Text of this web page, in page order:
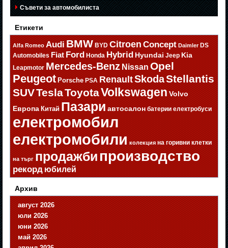
Съвети за автомобилиста
Етикети
Alfa Romeo Audi BMW BYD Citroen Concept Daimler DS
Automobiles Fiat Ford Honda Hybrid Hyundai Jeep Kia
Leapmotor Mercedes-Benz Nissan Opel
Peugeot Porsche PSA RenaultSkodaStellantis
SUVTeslaToyotaVolkswagen Volvo
Европа Китай Пазари автосалон батерии електробуси
електромобил
електромобили колекция на горивни клетки
на търг продажбипроизводство
рекорд юбилей
Архив
август 2026
юли 2026
юни 2026
май 2026